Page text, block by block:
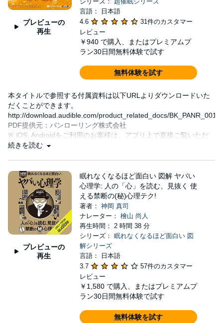
プレビューの
再生
言語： 日本語
4.6
31件のカスタマー
レビュー
￥940 で購入、またはプレミアムプ
ラン30日間無料体験で試す
無料体験を試す
本タイトルで参照する付属資料は以下URLよりダウンロードいた
だくことができます。
http://download.audible.com/product_related_docs/
PDF提供元：パンローリング株式会社
※ iOS, Androidをご利用のお客様は、アプリ上で直接ご覧いただ
くことができません。
続きを読む
プレビューの
再生
眠れなくなるほど面白い 図解 ヤバい
心理学: 人の「心」を読む、見抜く 使
える禁断の(秘)心理テク!
著者： 神岡 真司
ナレーター： 檜山 尚人
再生時間： 2 時間 38 分
シリーズ： 眠れなくなるほど面白い 図
解シリーズ
言語： 日本語
3.7
57件のカスタマー
レビュー
￥1,580 で購入、またはプレミアムプ
ラン30日間無料体験で試す
無料体験を試す